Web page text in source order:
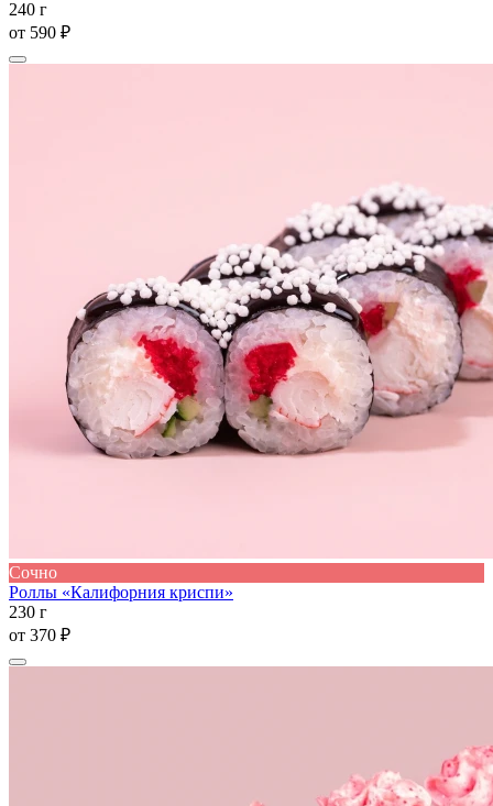
240 г
от 590 ₽
Сочно
Роллы «Калифорния криспи»
230 г
от 370 ₽